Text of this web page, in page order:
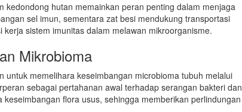
kedondong hutan memainkan peran penting dalam menjaga
sel imun, sementara zat besi mendukung transportasi
sistem imunitas dalam melawan mikroorganisme.
Mikrobioma
memelihara keseimbangan microbioma tubuh melalui
sebagai pertahanan awal terhadap serangan bakteri dan
flora usus, sehingga memberikan perlindungan